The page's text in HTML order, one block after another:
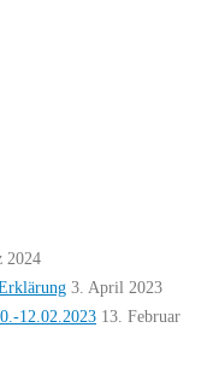
2024
3. April 2023
12.02.2023 13. Februar